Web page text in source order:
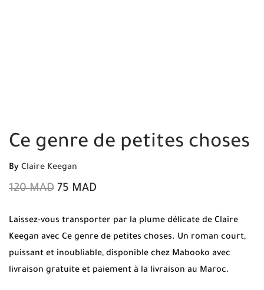
Ce genre de petites choses
By Claire Keegan
120MAD 75 MAD
Laissez-vous transporter par la plume délicate de Claire
Keegan avec Ce genre de petites choses. Un roman court,
puissant et inoubliable, disponible chez Mabooko avec
livraison gratuite et paiement à la livraison au Maroc.